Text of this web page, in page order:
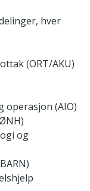
hver
(ORT/AKU)
operasjon (AIO)
og